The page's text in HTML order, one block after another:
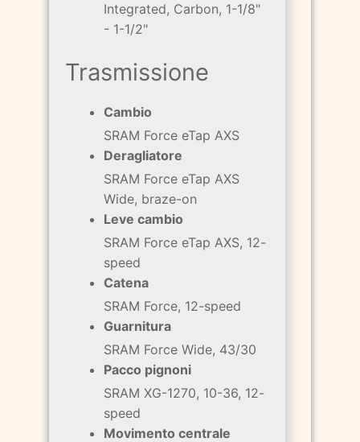
Integrated, Carbon, 1-1/8"
- 1-1/2"
Trasmissione
Cambio
SRAM Force eTap AXS
Deragliatore
SRAM Force eTap AXS
Wide, braze-on
Leve cambio
SRAM Force eTap AXS, 12-
speed
Catena
SRAM Force, 12-speed
Guarnitura
SRAM Force Wide, 43/30
Pacco pignoni
SRAM XG-1270, 10-36, 12-
speed
Movimento centrale